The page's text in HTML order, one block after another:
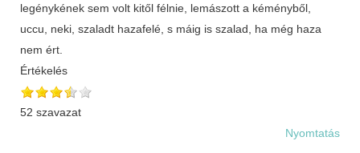
legénykének sem volt kitől félnie, lemászott a kéményből,
uccu, neki, szaladt hazafelé, s máig is szalad, ha még haza
nem ért.
Értékelés
52 szavazat
Nyomtatás